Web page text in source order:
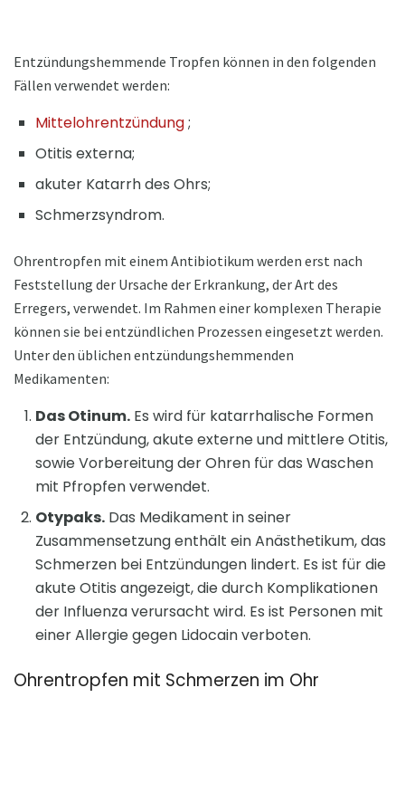
Entzündungshemmende Tropfen können in den folgenden
Fällen verwendet werden:
Mittelohrentzündung;
Otitis externa;
akuter Katarrh des Ohrs;
Schmerzsyndrom.
Ohrentropfen mit einem Antibiotikum werden erst nach
Feststellung der Ursache der Erkrankung, der Art des
Erregers, verwendet. Im Rahmen einer komplexen Therapie
können sie bei entzündlichen Prozessen eingesetzt werden.
Unter den üblichen entzündungshemmenden
Medikamenten:
Das Otinum. Es wird für katarrhalische Formen
der Entzündung, akute externe und mittlere Otitis,
sowie Vorbereitung der Ohren für das Waschen
mit Pfropfen verwendet.
Otypaks. Das Medikament in seiner
Zusammensetzung enthält ein Anästhetikum, das
Schmerzen bei Entzündungen lindert. Es ist für die
akute Otitis angezeigt, die durch Komplikationen
der Influenza verursacht wird. Es ist Personen mit
einer Allergie gegen Lidocain verboten.
Ohrentropfen mit Schmerzen im Ohr